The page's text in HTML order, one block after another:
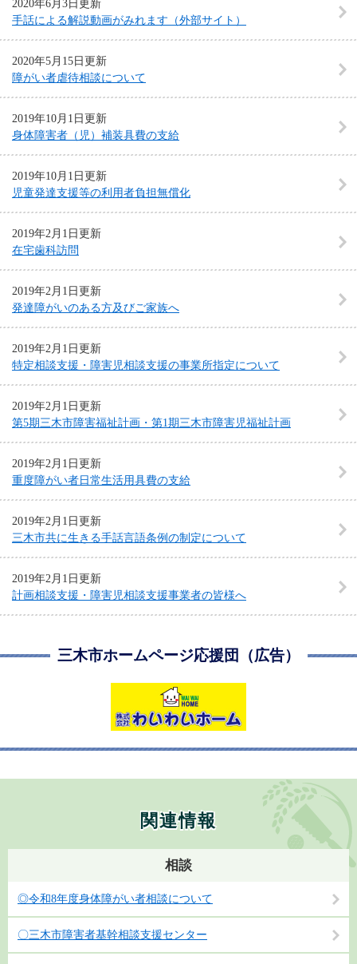
2020年6月3日更新
手話による解説動画がみれます（外部サイト）
2020年5月15日更新
障がい者虐待相談について
2019年10月1日更新
身体障害者（児）補装具費の支給
2019年10月1日更新
児童発達支援等の利用者負担無償化
2019年2月1日更新
在宅歯科訪問
2019年2月1日更新
発達障がいのある方及びご家族へ
2019年2月1日更新
特定相談支援・障害児相談支援の事業所指定について
2019年2月1日更新
第5期三木市障害福祉計画・第1期三木市障害児福祉計画
2019年2月1日更新
重度障がい者日常生活用具費の支給
2019年2月1日更新
三木市共に生きる手話言語条例の制定について
2019年2月1日更新
計画相談支援・障害児相談支援事業者の皆様へ
三木市ホームページ応援団（広告）
関連情報
相談
◎令和8年度身体障がい者相談について
〇三木市障害者基幹相談支援センター